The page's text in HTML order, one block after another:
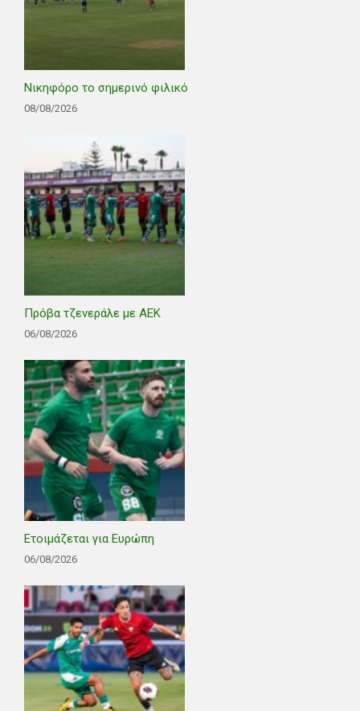
Νικηφόρο το σημερινό φιλικό
08/08/2026
Πρόβα τζενεράλε με ΑΕΚ
06/08/2026
Ετοιμάζεται για Ευρώπη
06/08/2026